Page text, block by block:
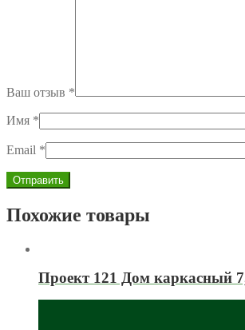
Ваш отзыв *
Имя *
Email *
Похожие товары
Проект 121 Дом каркасный